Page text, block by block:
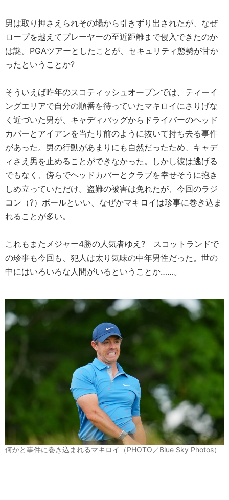
男は取り押さえられその場から引きずり出されたが、なぜ
ロープを越えてプレーヤーの至近距離まで侵入できたのか
は謎。PGAツアーとしたことが、セキュリティ態勢が甘か
ったということか?
そういえば昨年のスコティッシュオープンでは、ティーイ
ングエリアで自分の順番を待っていたマキロイにさりげな
く近づいた男が、キャディバッグからドライバーのヘッド
カバーとアイアンを当たり前のように抜いて持ち去る事件
があった。男の行動があまりにも自然だったため、キャデ
ィさえ男を止めることができなかった。しかし彼は逃げる
でもなく、傍らでヘッドカバーとクラブを幸せそうに抱き
しめ立っていただけ。盗難の被害は免れたが、今回のラジ
コン（?）ボールといい、なぜかマキロイは珍事に巻き込ま
れることが多い。
これもまたメジャー4勝の人気者ゆえ? スコットランドで
の珍事も今回も、犯人は太り気味の中年男性だった。世の
中にはいろいろな人間がいるということか……。
何かと事件に巻き込まれるマキロイ（PHOTO／Blue Sky Photos）